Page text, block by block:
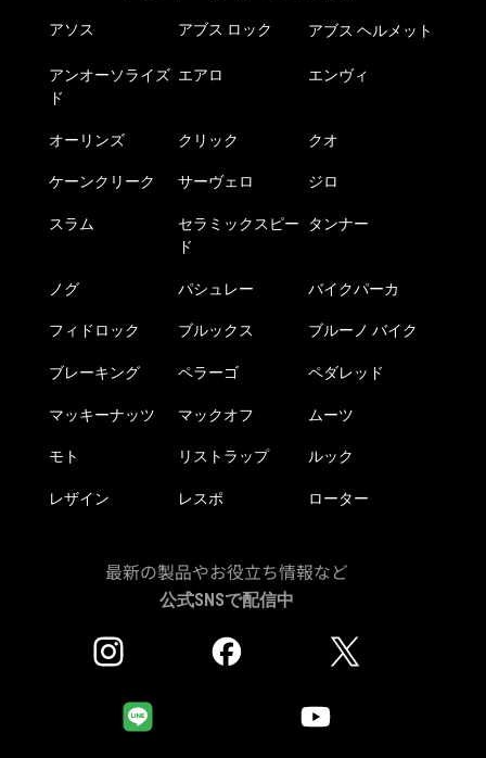
アソス アブス ロック アブス ヘルメット
アンオーソライズ
ド
エアロ エンヴィ
オーリンズ クリック クオ
ケーンクリーク サーヴェロ ジロ
スラム
セラミックスピー
ド
タンナー
ノグ パシュレー バイクパーカ
フィドロック ブルックス ブルーノ バイク
ブレーキング ペラーゴ ペダレッド
マッキーナッツ マックオフ ムーツ
モト リストラップ ルック
レザイン レスポ ローター
最新の製品やお役立ち情報など
公式SNSで配信中